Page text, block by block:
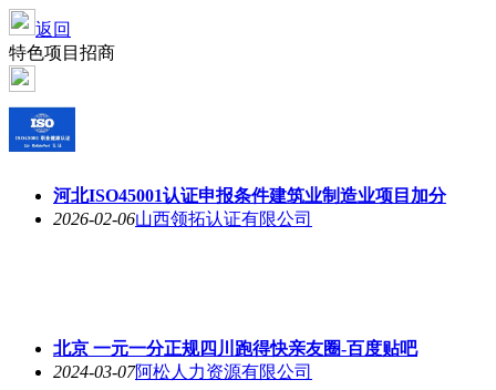
返回
特色项目招商
河北ISO45001认证申报条件建筑业制造业项目加分
2026-02-06山西领拓认证有限公司
北京 一元一分正规四川跑得快亲友圈-百度贴吧
2024-03-07阿松人力资源有限公司